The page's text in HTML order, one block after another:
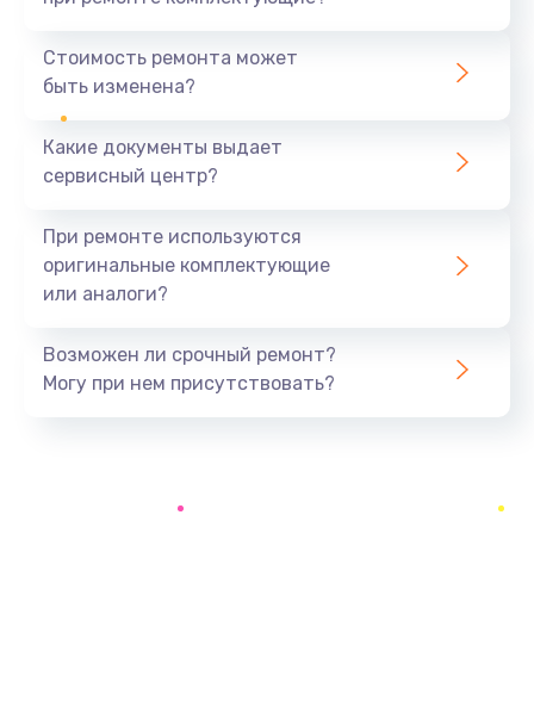
1440 руб.
Ремонт южного моста
Замена батарейки BIOS
Заказать
Стоимость ремонта может
быть изменена?
Какие документы выдает
сервисный центр?
При ремонте используются
оригинальные комплектующие
или аналоги?
Возможен ли срочный ремонт?
Могу при нем присутствовать?